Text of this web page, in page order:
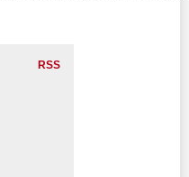
RSS